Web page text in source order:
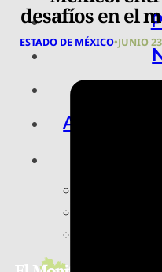
ARTE,
desafíos en el
ESTADO DE MÉXICO•JUNIO